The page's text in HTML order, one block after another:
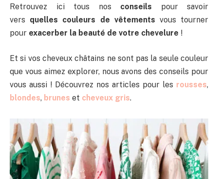
Retrouvez ici tous nos conseils pour savoir
vers quelles couleurs de vêtements vous tourner
pour exacerber la beauté de votre chevelure !
Et si vos cheveux châtains ne sont pas la seule couleur
que vous aimez explorer, nous avons des conseils pour
vous aussi ! Découvrez nos articles pour les rousses,
blondes, brunes et cheveux gris.